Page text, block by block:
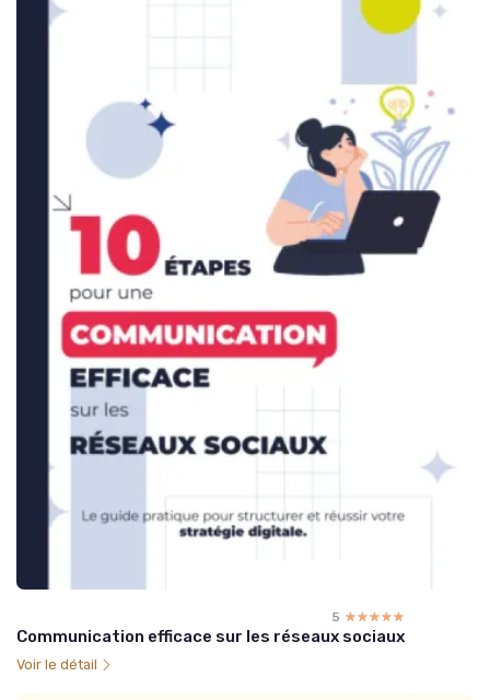
5 ☆☆☆☆☆
★★★★★
Communication efficace sur les réseaux sociaux
Voir le détail